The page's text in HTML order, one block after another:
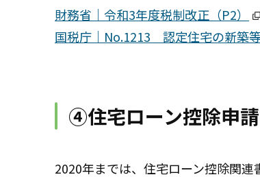
財務省｜令和3年度税制改正（P2）
国税庁｜No.1213 認定住宅の新築
④住宅ローン控除申
2020年までは、住宅ローン控除関